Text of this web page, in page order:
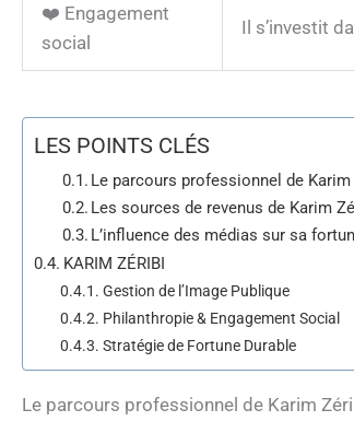
❤️ Engagement
social
Il s’investit
LES POINTS CLÉS
Le parcours professionnel de Karim
Les sources de revenus de Karim
L’influence des médias sur sa
KARIM ZÉRIBI
Gestion de l’Image Publique
Philanthropie & Engagement Social
Stratégie de Fortune Durable
Le parcours professionnel de Karim